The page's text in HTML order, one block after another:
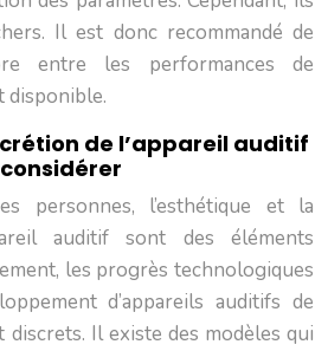
Il est donc recommandé de
entre les performances de
disponible.
de l’appareil auditif
personnes, l’esthétique et la
auditif sont des éléments
les progrès technologiques
d’appareils auditifs de
Il existe des modèles qui